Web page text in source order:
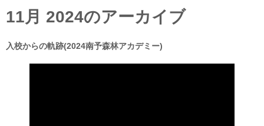
11月 2024のアーカイブ
入校からの軌跡(2024南予森林アカデミー)